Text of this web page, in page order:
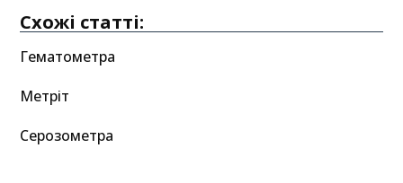
Схожі статті:
Гематометра
Метріт
Серозометра